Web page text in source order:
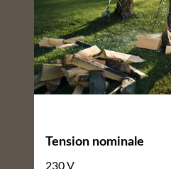
Tension nominale
230 V